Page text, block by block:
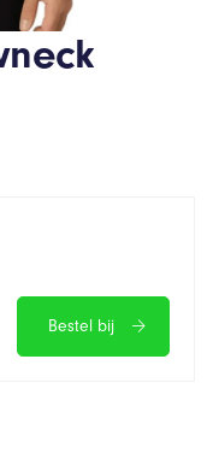
Bestel bij